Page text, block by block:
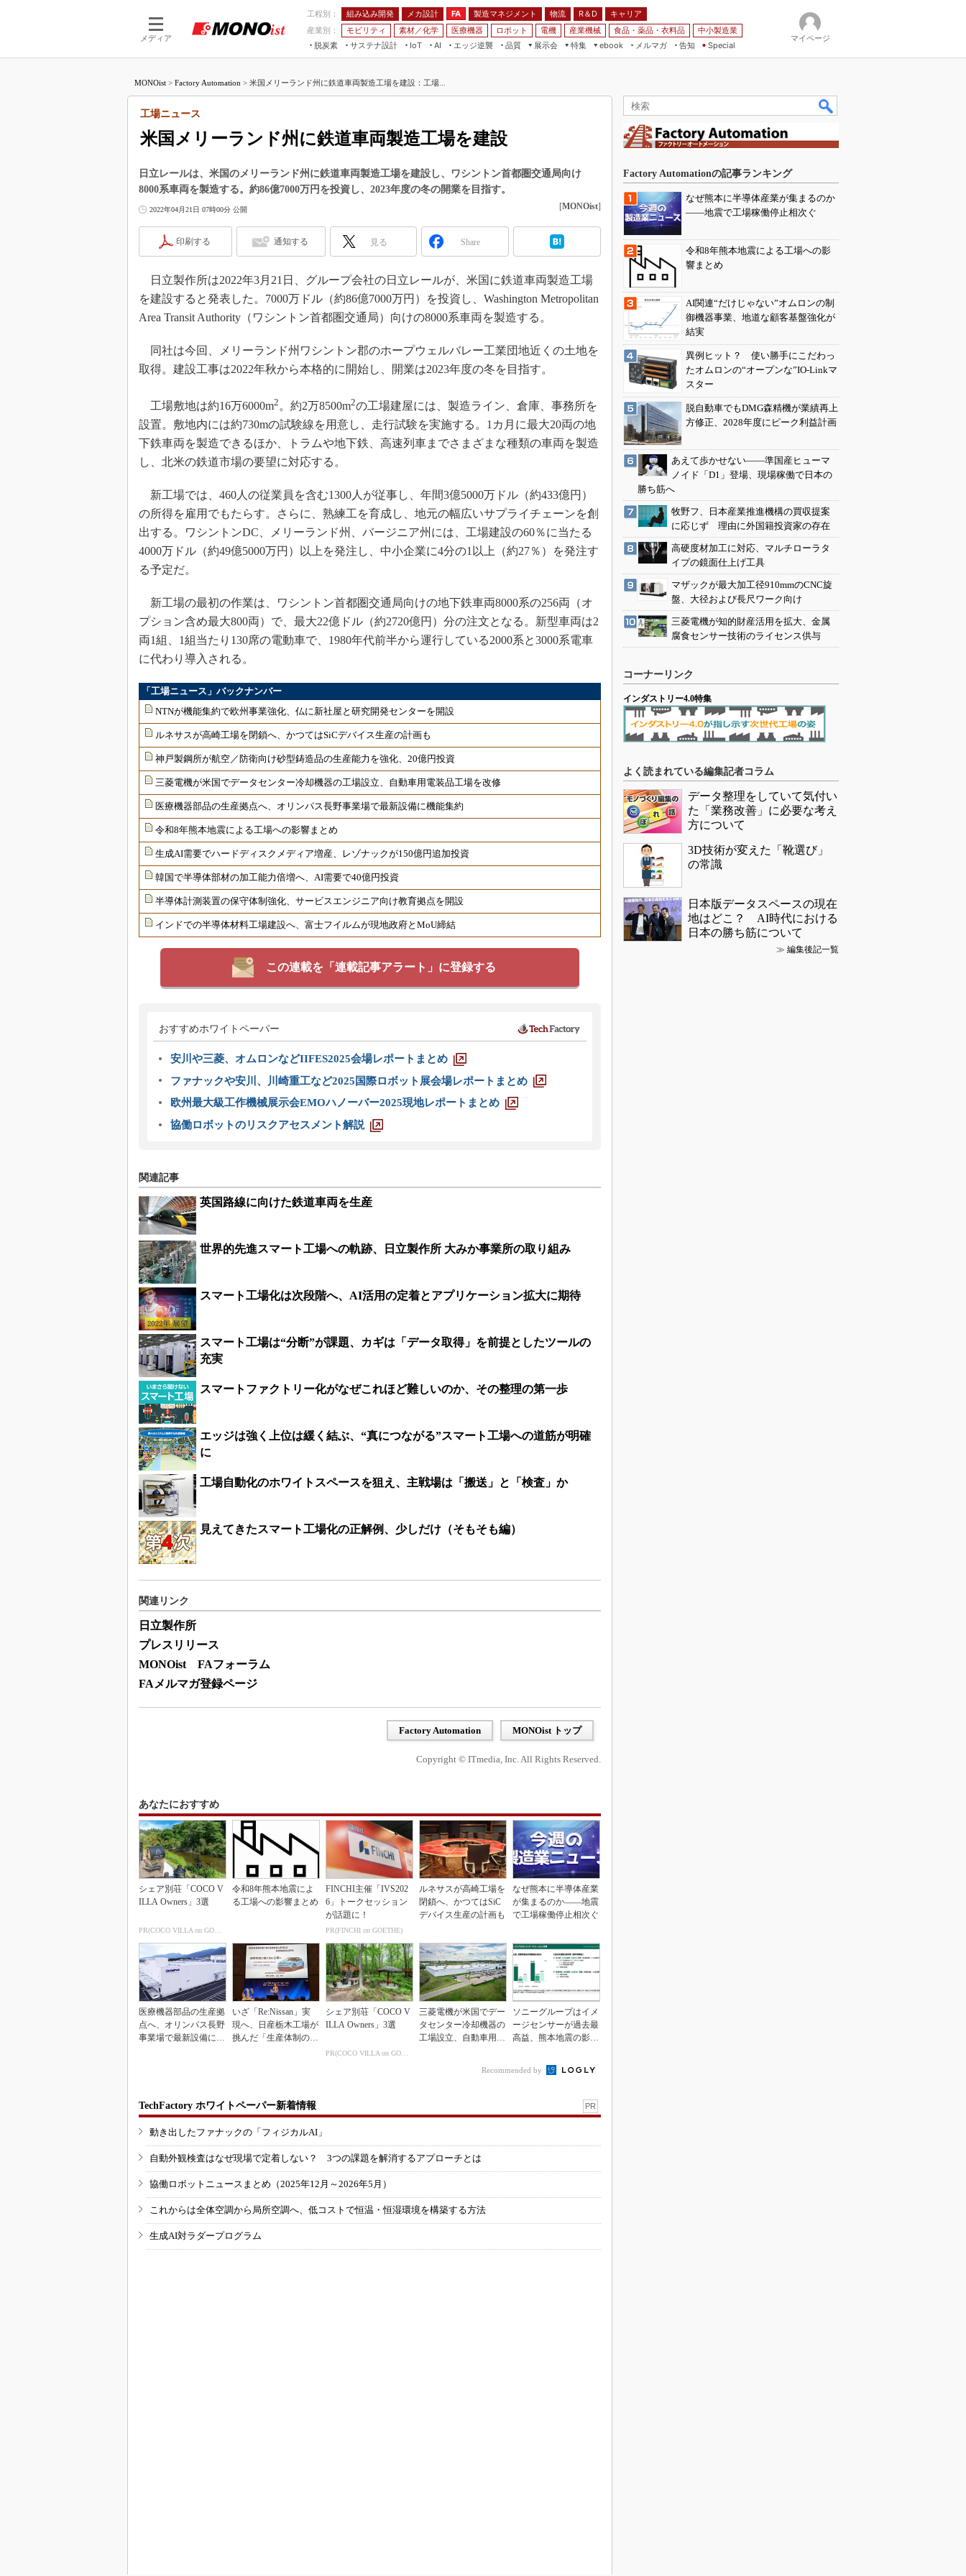
メディア
工程別： 組み込み開発 メカ設計 FA 製造マネジメント 物流 R＆D
キャリア
産業別：
モビリティ 素材／化学 医療機器 ロボット 電機 産業機械 食品・薬品・衣料品
中小製造業
脱炭素
サステナ設計
IoT
つながる工場
AI
AI×設備保全
エッジ逆襲 品質
展示会
JIMTOF
IIFES
ジャパンモビリティショー
人テク展
スマート工場EXPO
日本ものづくりワールド
AUTOMOTIVE WORLD
特集
つながるクルマ
VR／AR
フィールドサービス
FPGA
組み込み画像技術
Windows Embedded
ISO26262
無償設計ツール
デジタルツインとCAE
S＆OP
製造業ビッグデータ
海外生産
グローバル設計・開発
ebook
FA
モビリティ
素材／化学
メルマガ
告知 Special
マイページ
MONOist > Factory Automation > 米国メリーランド州に鉄道車両製造工場を建設：工場...
米国メリーランド州に鉄道車両製造工場を建設
工場ニュース
日立レールは、米国のメリーランド州に鉄道車両製造工場を建設し、ワシントン首都圏交通局向け
8000系車両を製造する。約86億7000万円を投資し、2023年度の冬の開業を目指す。
2022年04月21日 07時00分 公開 [MONOist]
印刷する 通知する 見る Share
日立製作所は2022年3月21日、グループ会社の日立レールが、米国に鉄道車両製造工場
を建設すると発表した。7000万ドル（約86億7000万円）を投資し、Washington Metropolitan
Area Transit Authority（ワシントン首都圏交通局）向けの8000系車両を製造する。
同社は今回、メリーランド州ワシントン郡のホープウェルバレー工業団地近くの土地を
取得。建設工事は2022年秋から本格的に開始し、開業は2023年度の冬を目指す。
工場敷地は約16万6000m2 。約2万8500m2の工場建屋には、製造ライン、倉庫、事務所を
設置。敷地内には約730mの試験線を用意し、走行試験を実施する。1カ月に最大20両の地
下鉄車両を製造できるほか、トラムや地下鉄、高速列車までさまざまな種類の車両を製造
し、北米の鉄道市場の要望に対応する。
新工場では、460人の従業員を含む1300人が従事し、年間3億5000万ドル（約433億円）
の所得を雇用でもたらす。さらに、熟練工を育成し、地元の幅広いサプライチェーンを創
出する。ワシントンDC、メリーランド州、バージニア州には、工場建設の60％に当たる
4000万ドル（約49億5000万円）以上を発注し、中小企業に4分の1以上（約27％）を発注す
る予定だ。
新工場の最初の作業は、ワシントン首都圏交通局向けの地下鉄車両8000系の256両（オ
プション含め最大800両）で、最大22億ドル（約2720億円）分の注文となる。新型車両は2
両1組、1組当たり130席の電動車で、1980年代前半から運行している2000系と3000系電車
に代わり導入される。
「工場ニュース」バックナンバー
NTNが機能集約で欧州事業強化、仏に新社屋と研究開発センターを開設
ルネサスが高崎工場を閉鎖へ、かつてはSiCデバイス生産の計画も
神戸製鋼所が航空／防衛向け砂型鋳造品の生産能力を強化、20億円投資
三菱電機が米国でデータセンター冷却機器の工場設立、自動車用電装品工場を改修
医療機器部品の生産拠点へ、オリンパス長野事業場で最新設備に機能集約
令和8年熊本地震による工場への影響まとめ
生成AI需要でハードディスクメディア増産、レゾナックが150億円追加投資
韓国で半導体部材の加工能力倍増へ、AI需要で40億円投資
半導体計測装置の保守体制強化、サービスエンジニア向け教育拠点を開設
インドでの半導体材料工場建設へ、富士フイルムが現地政府とMoU締結
この連載を「連載記事アラート」に登録する
おすすめホワイトペーパー
安川や三菱、オムロンなどIIFES2025会場レポートまとめ
ファナックや安川、川崎重工など2025国際ロボット展会場レポートまとめ
欧州最大級工作機械展示会EMOハノーバー2025現地レポートまとめ
協働ロボットのリスクアセスメント解説
関連記事
英国路線に向けた鉄道車両を生産
世界的先進スマート工場への軌跡、日立製作所 大みか事業所の取り組み
スマート工場化は次段階へ、AI活用の定着とアプリケーション拡大に期待
スマート工場は“分断”が課題、カギは「データ取得」を前提としたツールの
充実
スマートファクトリー化がなぜこれほど難しいのか、その整理の第一歩
エッジは強く上位は緩く結ぶ、“真につながる”スマート工場への道筋が明確
に
工場自動化のホワイトスペースを狙え、主戦場は「搬送」と「検査」か
見えてきたスマート工場化の正解例、少しだけ（そもそも編）
関連リンク
日立製作所
プレスリリース
MONOist FAフォーラム
FAメルマガ登録ページ
Factory Automation MONOist トップ
Copyright © ITmedia, Inc. All Rights Reserved.
あなたにおすすめ
シェア別荘「COCO V
ILLA Owners」3選
令和8年熊本地震によ
る工場への影響まとめ
FINCHI主催「IVS202
6」トークセッション
が話題に！
PR(FINCHI on GOETHE)
ルネサスが高崎工場を
閉鎖へ、かつてはSiC
デバイス生産の計画も
なぜ熊本に半導体産業
が集まるのか――地震
で工場稼働停止相次ぐ
医療機器部品の生産拠
点へ、オリンパス長野
事業場で最新設備に機
いざ「Re:Nissan」実
現へ、日産栃木工場が
挑んだ「生産体制の比
シェア別荘「COCO V
ILLA Owners」3選
三菱電機が米国でデー
タセンター冷却機器の
工場設立、自動車用電
ソニーグループはイメ
ージセンサーが過去最
高益、熊本地震の影響
Recommended by
TechFactory ホワイトペーパー新着情報 PR
動き出したファナックの「フィジカルAI」
自動外観検査はなぜ現場で定着しない？ 3つの課題を解消するアプローチとは
協働ロボットニュースまとめ（2025年12月～2026年5月）
これからは全体空調から局所空調へ、低コストで恒温・恒湿環境を構築する方法
生成AI対ラダープログラム
Factory Automationの記事ランキング
なぜ熊本に半導体産業が集まるのか
――地震で工場稼働停止相次ぐ
令和8年熊本地震による工場への影
響まとめ
AI関連“だけじゃない”オムロンの制
御機器事業、地道な顧客基盤強化が
結実
異例ヒット？ 使い勝手にこだわっ
たオムロンの“オープンな”IO-Linkマ
スター
脱自動車でもDMG森精機が業績再上
方修正、2028年度にピーク利益計画
あえて歩かせない――準国産ヒューマ
ノイド「D1」登場、現場稼働で日本の
勝ち筋へ
牧野フ、日本産業推進機構の買収提案
に応じず 理由に外国籍投資家の存在
高硬度材加工に対応、マルチローラタ
イプの鏡面仕上げ工具
マザックが最大加工径910mmのCNC旋
盤、大径および長尺ワーク向け
三菱電機が知的財産活用を拡大、金属
腐食センサー技術のライセンス供与
コーナーリンク
インダストリー4.0特集
よく読まれている編集記者コラム
データ整理をしていて気付い
た「業務改善」に必要な考え
方について
3D技術が変えた「靴選び」
の常識
日本版データスペースの現在
地はどこ？ AI時代における
日本の勝ち筋について
≫ 編集後記一覧